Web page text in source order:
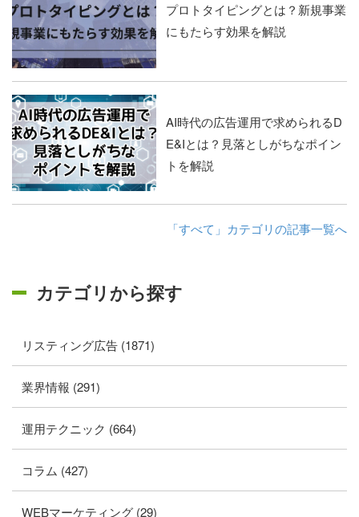
プロトタイピングとは？新規事業
にもたらす効果を解説
AI時代の広告運用で求められるD
E&Iとは？見落としがちなポイン
トを解説
「すべて」カテゴリの記事一覧へ
カテゴリから探す
リスティング広告 (1871)
業界情報 (291)
運用テクニック (664)
コラム (427)
WEBマーケティング (29)